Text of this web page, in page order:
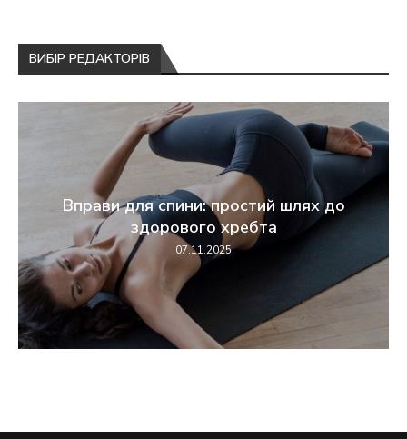
ВИБІР РЕДАКТОРІВ
Вправи для спини: простий шлях до
здорового хребта
07.11.2025